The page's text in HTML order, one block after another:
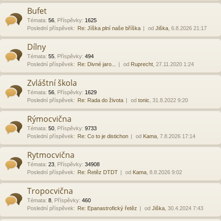
Bufet
Témata: 56 Příspěvky: 1625
Poslední příspěvek: Re: Jíška plní naše bříška od Jiška , 6.8.2026 21:17
Dílny
Témata: 55 Příspěvky: 494
Poslední příspěvek: Re: Divné jaro... od Ruprecht , 27.11.2020 1:24
Zvláštní škola
Témata: 56 Příspěvky: 1629
Poslední příspěvek: Re: Rada do života od tonic , 31.8.2022 9:20
Rýmocvična
Témata: 50 Příspěvky: 9733
Poslední příspěvek: Re: Co to je distichon od Kama , 7.8.2026 17:14
Rytmocvična
Témata: 23 Příspěvky: 34908
Poslední příspěvek: Re: Řetěz DTDT od Kama , 8.8.2026 9:02
Tropocvična
Témata: 8 Příspěvky: 460
Poslední příspěvek: Re: Epanastrofický řetěz od Jiška , 30.4.2024 7:43